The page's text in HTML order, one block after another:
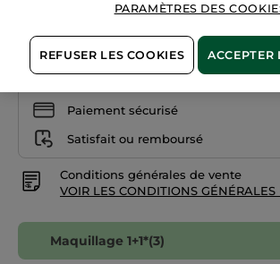
AJOUTER AU PANIER
Paiement sécurisé
Satisfait ou remboursé
Conditions générales de vente
VOIR LES CONDITIONS GÉNÉRALES
Maquillage 1+1*(3)
PARAMÈTRES DES
REFUSER LES COOKIES ACCEPTER